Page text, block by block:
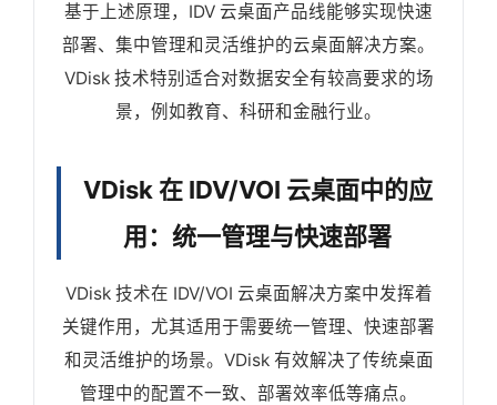
基于上述原理，IDV 云桌面产品线能够实现快速
部署、集中管理和灵活维护的云桌面解决方案。
VDisk 技术特别适合对数据安全有较高要求的场
景，例如教育、科研和金融行业。
VDisk 在 IDV/VOI 云桌面中的应
用：统一管理与快速部署
VDisk 技术在 IDV/VOI 云桌面解决方案中发挥着
关键作用，尤其适用于需要统一管理、快速部署
和灵活维护的场景。VDisk 有效解决了传统桌面
管理中的配置不一致、部署效率低等痛点。